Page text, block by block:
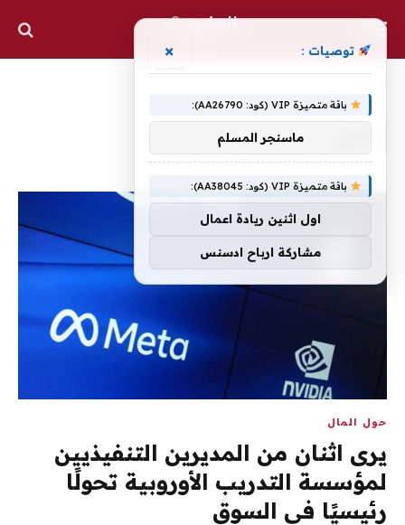
حول المال
يرى اثنان من المديرين التنفيذيين
لمؤسسة التدريب الأوروبية تحولًا
رئيسيًا في السوق
توصيات : ×
باقة متميزة VIP (كود: AA26790):
ماسنجر المسلم
باقة متميزة VIP (كود: AA38045):
اول اثنين ريادة اعمال
مشاركة ارباح ادسنس